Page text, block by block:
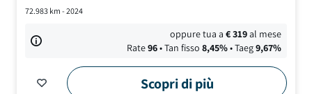
72.983km - 2024
oppure tua a€319al mese
Rate96• Tan fisso 8,45%• Taeg9,67%
Scopri di più